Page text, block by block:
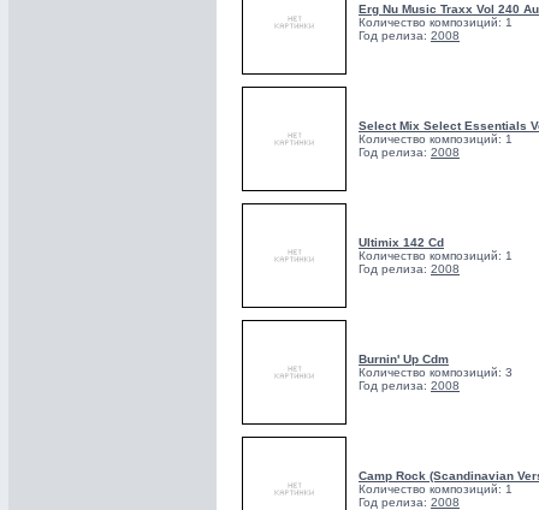
Erg Nu Music Traxx Vol 240
Количество композиций: 1
Год релиза: 2008
Select Mix Select Essentials
Количество композиций: 1
Год релиза: 2008
Ultimix 142 Cd
Количество композиций: 1
Год релиза: 2008
Burnin' Up Cdm
Количество композиций: 3
Год релиза: 2008
Camp Rock (Scandinavian
Количество композиций: 1
Год релиза: 2008